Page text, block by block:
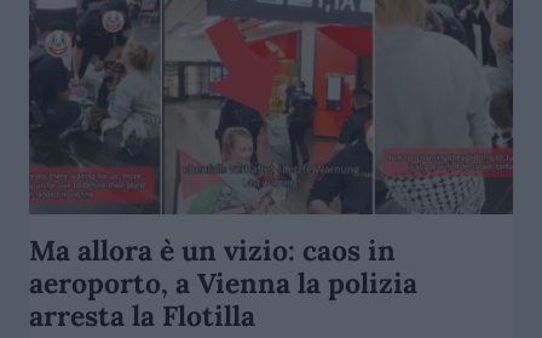
Ma allora è un vizio: caos in
aeroporto, a Vienna la polizia
arresta la Flotilla